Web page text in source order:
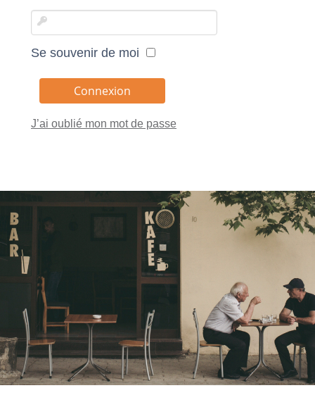
Se souvenir de moi
J’ai oublié mon mot de passe